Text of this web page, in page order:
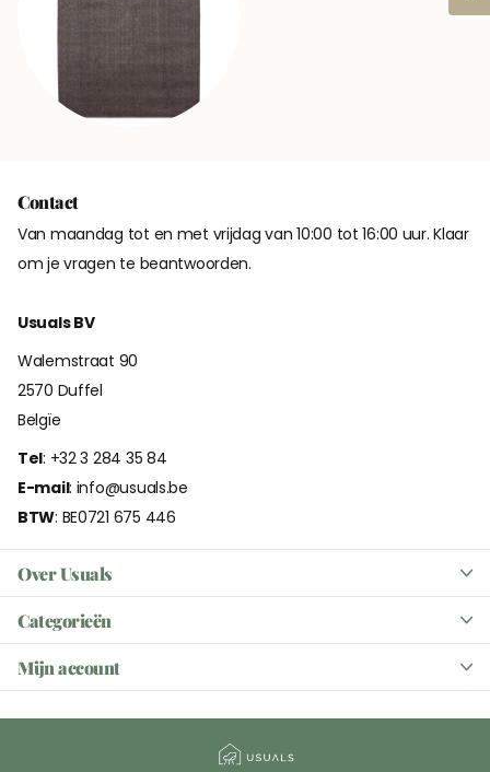
Over Usuals
Categorieën
Mijn account
Contact
Van maandag tot en met vrijdag van 10:00 tot 16:00 uur. Klaar
om je vragen te beantwoorden.
Usuals BV
Walemstraat 90
2570 Duffel
Belgïe
Tel: +32 3 284 35 84
E-mail: info@usuals.be
BTW: BE0721 675 446